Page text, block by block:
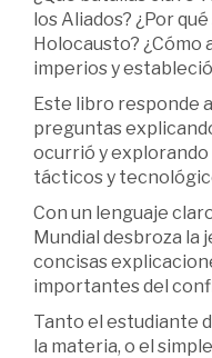
los Aliados? ¿Por
Holocausto? ¿Cómo
imperios y
Este libro responde
preguntas
ocurrió y
tácticos y
Con un lenguaje
Mundial desbroza la
concisas
importantes del
Tanto el estudiante
la materia, o el